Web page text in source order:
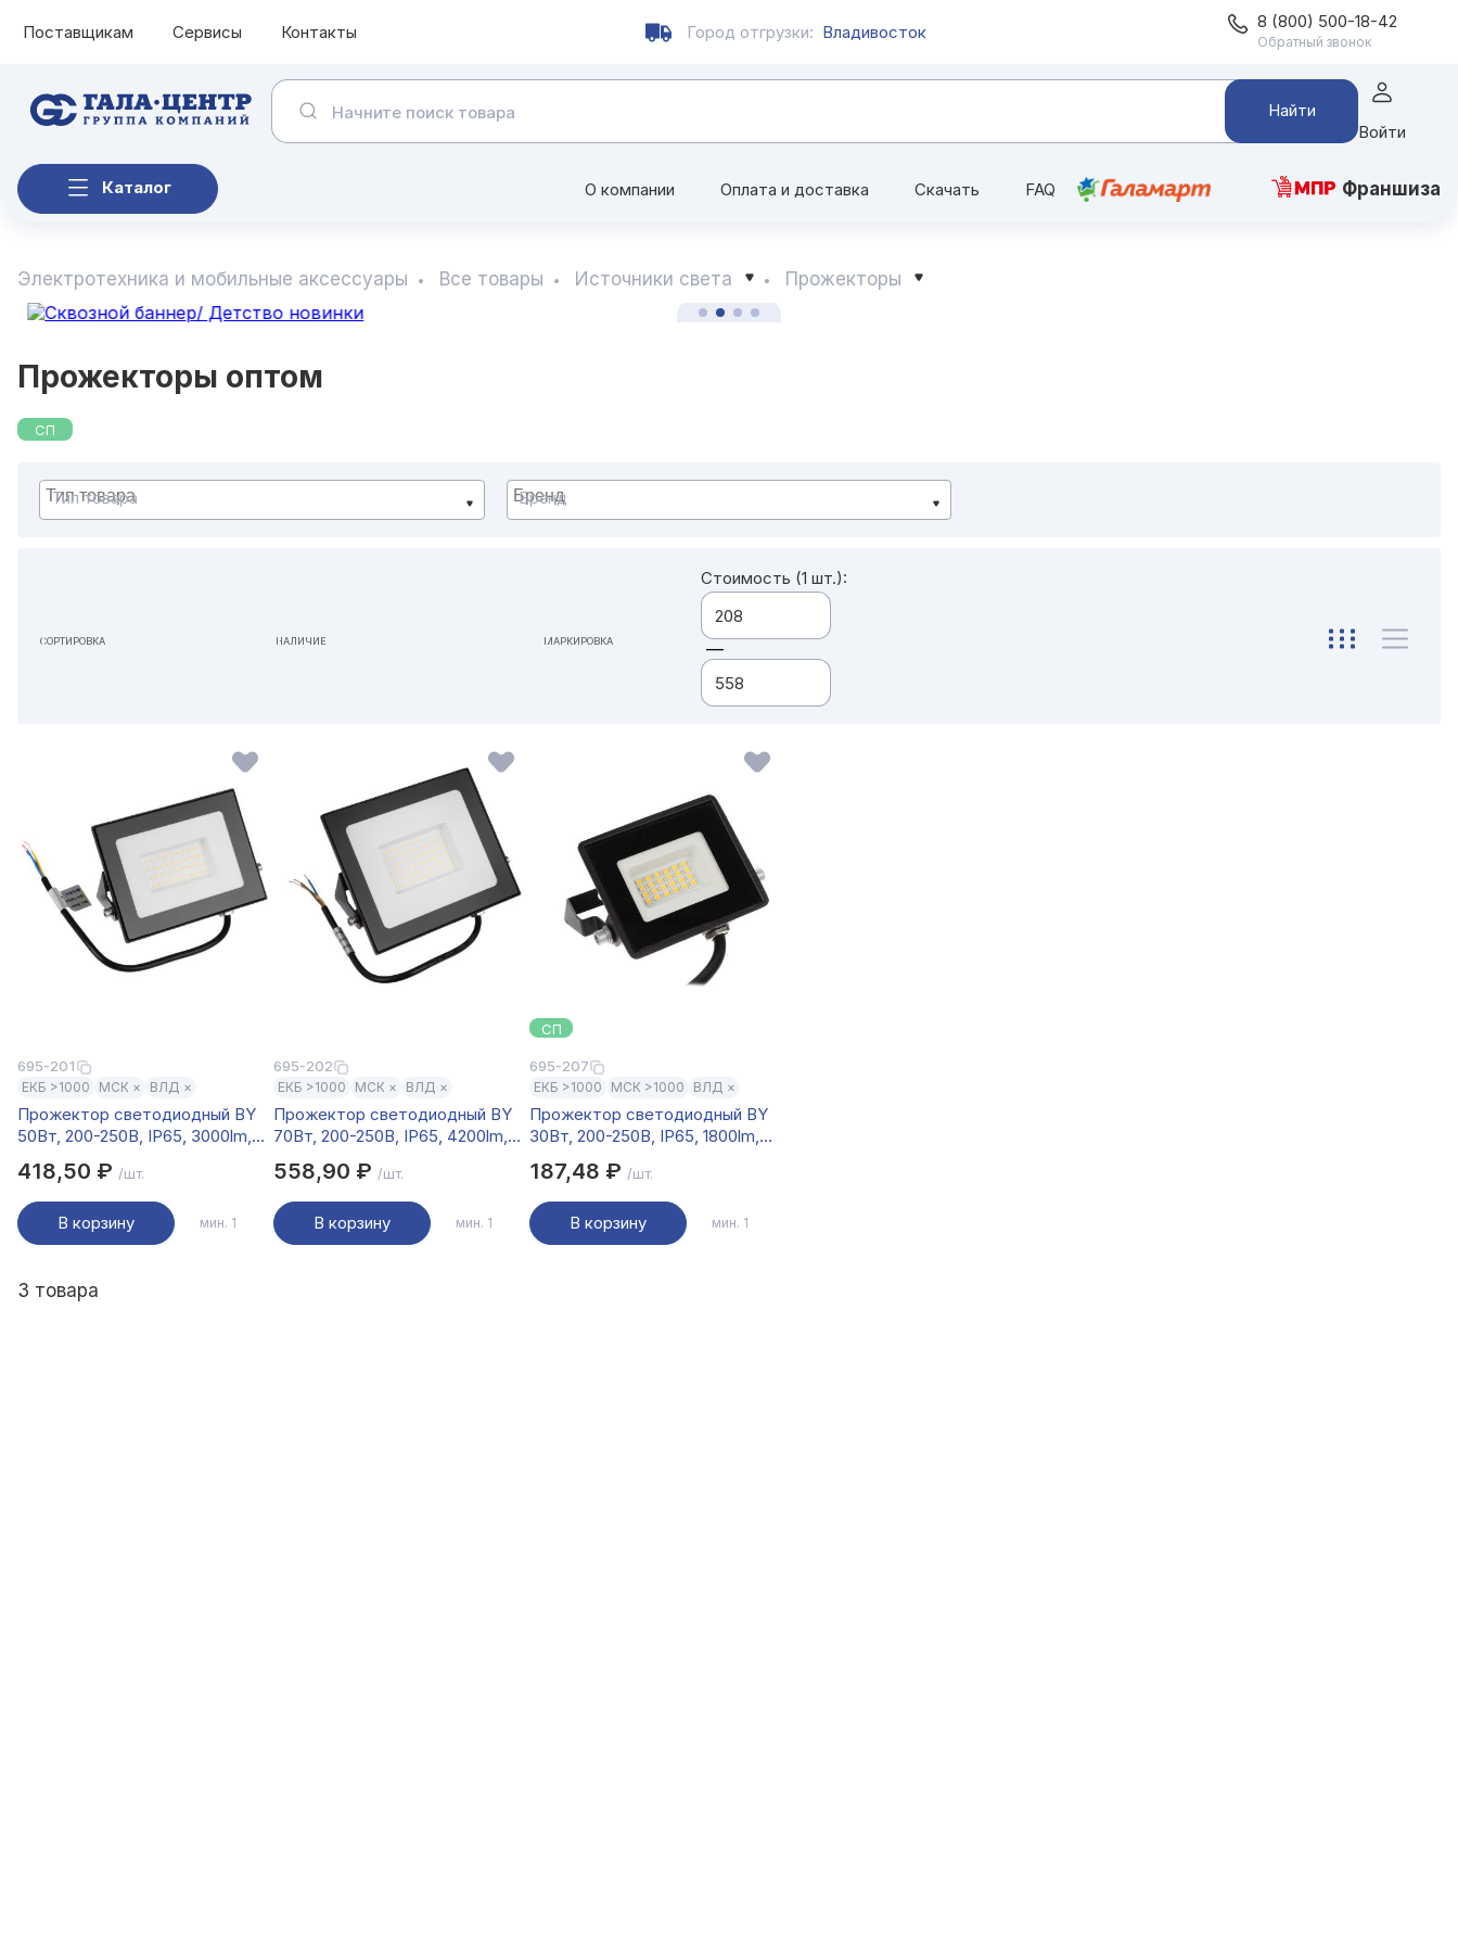
Поставщикам Сервисы Контакты Город отгрузки: Владивосток 8 (800) 500-18-42
Обратный звонок
Найти
Войти
Каталог О компании Оплата и доставка Скачать FAQ Франшиза
Электротехника и мобильные аксессуары Все товары Источники света Прожекторы
Прожекторы оптом
СП
Тип товара Бренд
СОРТИРОВКА
НАЛИЧИЕ
МАРКИРОВКА
Стоимость (1 шт.):
—
695-201
ЕКБ >1000 МСК × ВЛД ×
Прожектор светодиодный BY
50Вт, 200-250В, IP65, 3000lm,
418,50 ₽ /шт.
В корзину мин. 1
695-202
ЕКБ >1000 МСК × ВЛД ×
Прожектор светодиодный BY
70Вт, 200-250В, IP65, 4200lm,
558,90 ₽ /шт.
В корзину мин. 1
СП
695-207
ЕКБ >1000 МСК >1000 ВЛД ×
Прожектор светодиодный BY
30Вт, 200-250В, IP65, 1800lm,
187,48 ₽ /шт.
В корзину мин. 1
3 товара